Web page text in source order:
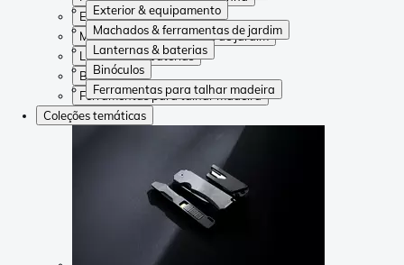
Exterior & equipamento
Machados & ferramentas de jardim
Lanternas & baterias
Binóculos
Ferramentas para talhar madeira
Exterior & equipamento
Machados & ferramentas de jardim
Lanternas & baterias
Binóculos
Ferramentas para talhar madeira
Coleções temáticas